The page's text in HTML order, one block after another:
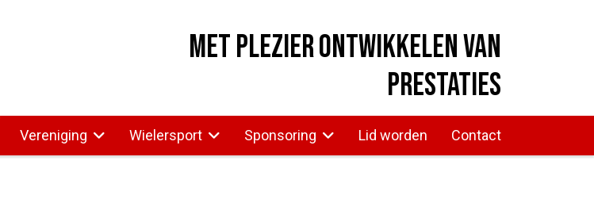
Met plezier ontwikkelen van
prestaties
Vereniging Wielersport Sponsoring Lid worden Contact